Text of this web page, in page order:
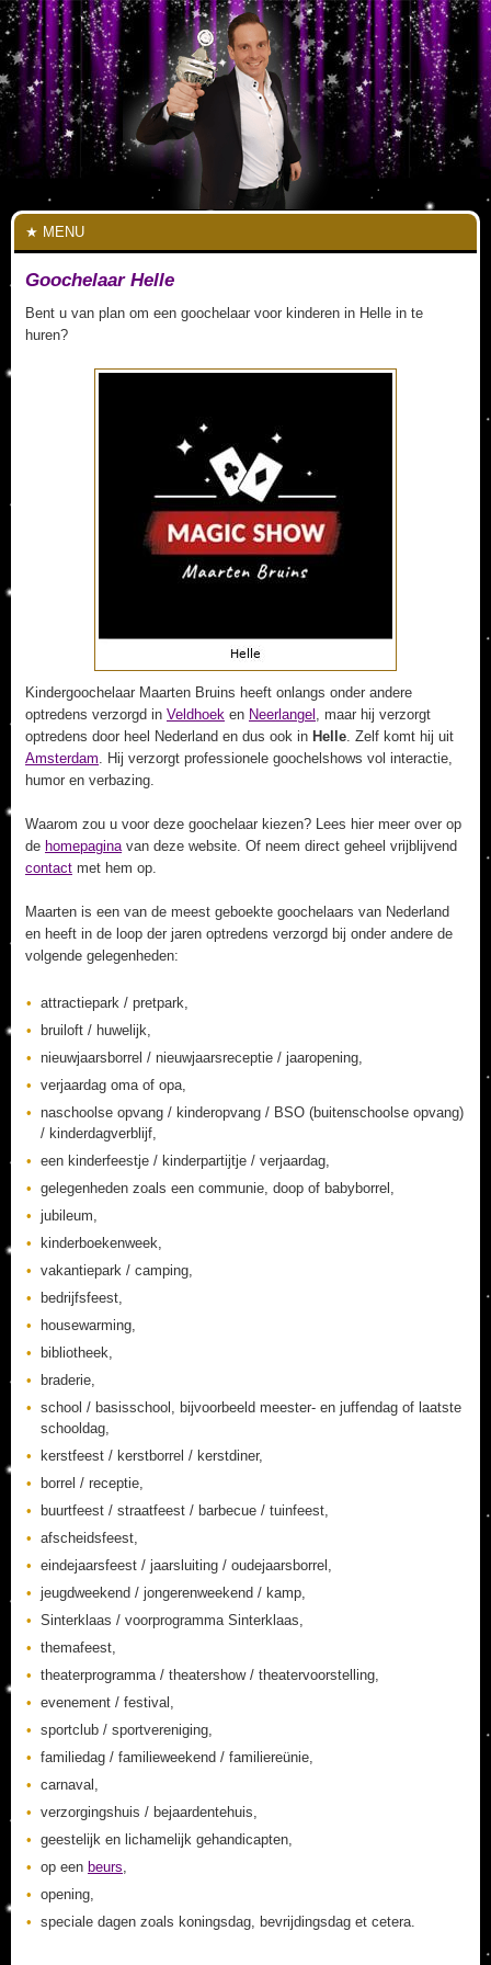
MENU
Goochelaar Helle
Bent u van plan om een goochelaar voor kinderen in Helle in te
huren?
Kindergoochelaar Maarten Bruins heeft onlangs onder andere
optredens verzorgd in Veldhoek en Neerlangel , maar hij verzorgt
optredens door heel Nederland en dus ook in Helle. Zelf komt hij uit
Amsterdam. Hij verzorgt professionele goochelshows vol interactie,
humor en verbazing.
Waarom zou u voor deze goochelaar kiezen? Lees hier meer over op
de homepaginavan deze website. Of neem direct geheel vrijblijvend
contact met hem op.
Maarten is een van de meest geboekte goochelaars van Nederland
en heeft in de loop der jaren optredens verzorgd bij onder andere de
volgende gelegenheden:
attractiepark / pretpark,
bruiloft / huwelijk,
nieuwjaarsborrel / nieuwjaarsreceptie / jaaropening,
verjaardag oma of opa,
naschoolse opvang / kinderopvang / BSO (buitenschoolse opvang)
/ kinderdagverblijf,
een kinderfeestje / kinderpartijtje / verjaardag,
gelegenheden zoals een communie, doop of babyborrel,
jubileum,
kinderboekenweek,
vakantiepark / camping,
bedrijfsfeest,
housewarming,
bibliotheek,
braderie,
school / basisschool, bijvoorbeeld meester- en juffendag of laatste
schooldag,
kerstfeest / kerstborrel / kerstdiner,
borrel / receptie,
buurtfeest / straatfeest / barbecue / tuinfeest,
afscheidsfeest,
eindejaarsfeest / jaarsluiting / oudejaarsborrel,
jeugdweekend / jongerenweekend / kamp,
Sinterklaas / voorprogramma Sinterklaas,
themafeest,
theaterprogramma / theatershow / theatervoorstelling,
evenement / festival,
sportclub / sportvereniging,
familiedag / familieweekend / familiereünie,
carnaval,
verzorgingshuis / bejaardentehuis,
geestelijk en lichamelijk gehandicapten,
op een beurs,
opening,
speciale dagen zoals koningsdag, bevrijdingsdag et cetera.